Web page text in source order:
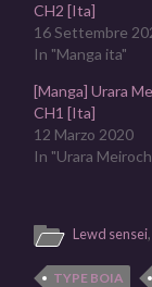
CH2 [Ita]
16 Settembre
In "Manga ita"
[Manga] Urara
CH1 [Ita]
12 Marzo 2020
In "Urara
Lewd sensei
TYPE BOIA